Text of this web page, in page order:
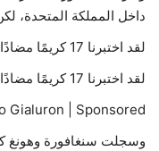
داخل المملكة المتحدة،
لقد اختبرنا 17 كريمًا مضادًا للشيخوخة - واحد فقط حقق نتائج مذهلة
لقد اختبرنا 17 كريمًا مضادًا للشيخوخة - واحد فقط حقق نتائج مذهلة
Gialuron | Sponsored
وسجلت سنغافورة وهونغ